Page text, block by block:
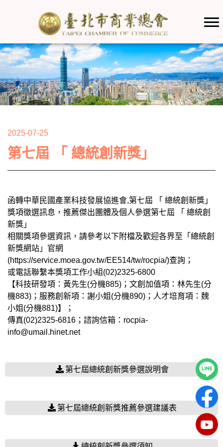
2025-07-25
第七屆 「 總統創新獎」
函轉中華民國產業科技發展協進會,第七屆 「 總統創新獎」
獎項徵選訊息，推薦傑出團體及個人參選第七屆 「 總統創
新獎」
相關獎項參選資訊，請參考以下附檔及歡迎各界至「總統創
新獎網站」官網
(https://service.moea.gov.tw/EE514/tw/rocpia/)查詢；
或電話聯繫本獎項工作小組(02)2325-6800
【科技研發項：黃先生(分機885)；文創加值項：林先生(分
機883)；服務創新項：謝小姐(分機890)；人才培育項：魏
小姐(分機881)】；
傳真(02)2325-6816；諮詢信箱： rocpia-
info@umail.hinet.net
第七屆總統創新獎參選說明會
第七屆總統創新獎推薦參選建議表